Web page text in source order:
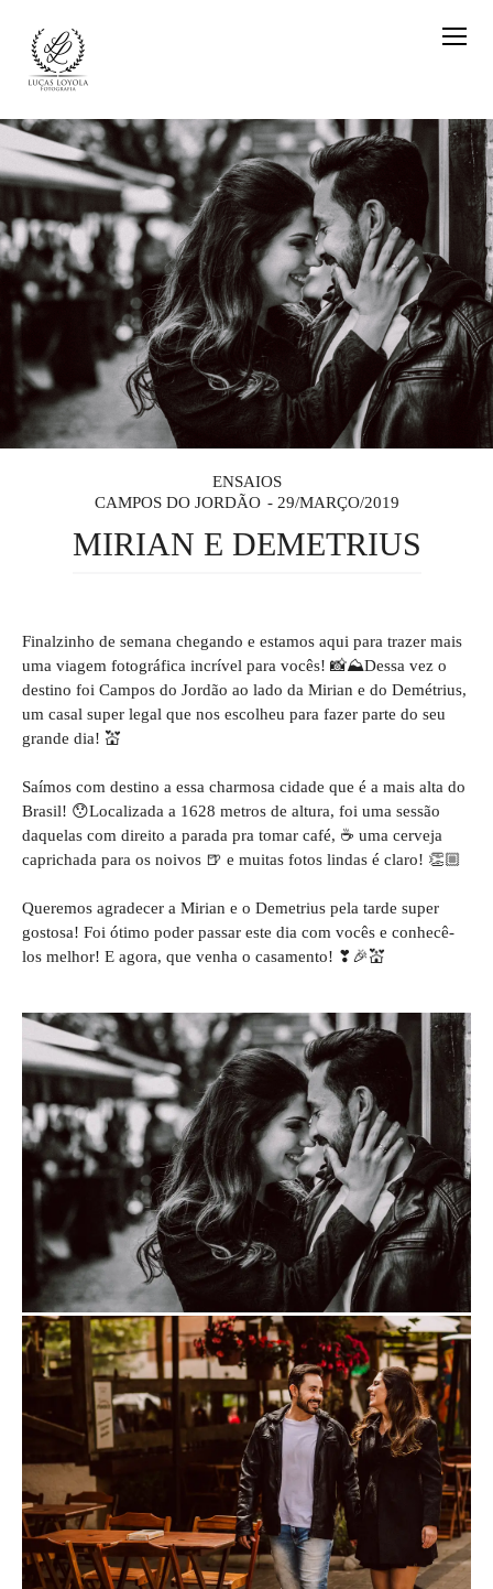
ENSAIOS
CAMPOS DO JORDÃO
29/MARÇO/2019
MIRIAN E DEMETRIUS
Finalzinho de semana chegando e estamos aqui para trazer mais
uma viagem fotográfica incrível para vocês! 📸⛰Dessa vez o
destino foi Campos do Jordão ao lado da Mirian e do Demétrius,
um casal super legal que nos escolheu para fazer parte do seu
grande dia! 💒
Saímos com destino a essa charmosa cidade que é a mais alta do
Brasil! 😯Localizada a 1628 metros de altura, foi uma sessão
daquelas com direito a parada pra tomar café, ☕ uma cerveja
caprichada para os noivos 🍺 e muitas fotos lindas é claro! 👏🏼
Queremos agradecer a Mirian e o Demetrius pela tarde super
gostosa! Foi ótimo poder passar este dia com vocês e conhecê-
los melhor! E agora, que venha o casamento! ❣🎉💒